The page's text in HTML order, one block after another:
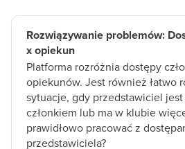
Rozwiązywanie problemów:
x opiekun
Platforma rozróżnia dostępy
opiekunów. Jest również łatwo
sytuacje, gdy przedstawiciel
członkiem lub ma w klubie
prawidłowo pracować z
przedstawiciela?